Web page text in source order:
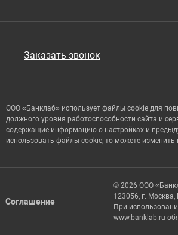
Заказать звонок
ООО «Банклаб» использует файлы cookie для
должного уровня работоспособности сайта и
содержащие информацию о настройках и
использовать файлы cookie, то можете изменить
Соглашение
© 2026 ООО
123056, г.
При
www.banklab.ru